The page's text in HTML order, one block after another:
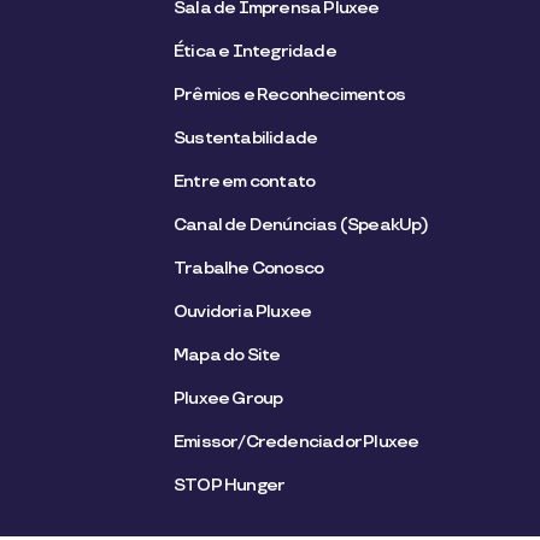
Sala de Imprensa Pluxee
Ética e Integridade
Prêmios e Reconhecimentos
Sustentabilidade
Entre em contato
Canal de Denúncias (SpeakUp)
Trabalhe Conosco
Ouvidoria Pluxee
Mapa do Site
Pluxee Group
Emissor/Credenciador Pluxee
STOP Hunger